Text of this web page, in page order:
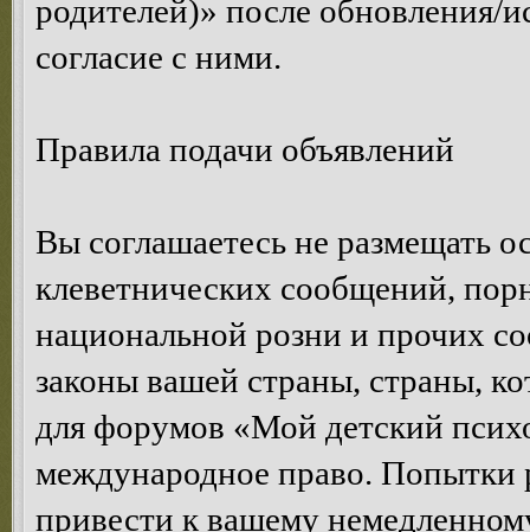
родителей)» после обновления/
согласие с ними.
Правила подачи объявлений
Вы соглашаетесь не размещать
клеветнических сообщений,
национальной розни и прочих
законы вашей страны, страны,
для форумов «Мой детский
международное право. Попытки
привести к вашему